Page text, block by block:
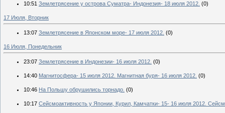
10:51 Землетрясение у острова Суматра- Индонезия- 18 июля 2012. (0)
17 Июля, Вторник
13:07 Землетрясение в Японском море- 17 июля 2012. (0)
16 Июля, Понедельник
23:07 Землетрясение в Индонезии- 16 июля 2012. (0)
14:40 Магнитосфера- 15 июля 2012. Магнитная буря- 16 июля 2012. (0)
10:46 На Польшу обрушились торнадо. (0)
10:17 Сейсмоактивность у Японии, Курил, Камчатки- 15- 16 июля 2012.